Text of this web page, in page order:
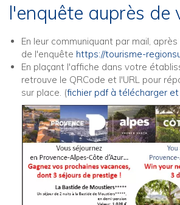
l'enquête auprès de
En leur communiquant par mail, après
de l'enquête https://tourisme-
En plaçant l'affiche dans votre
retrouve le QRCode et l'URL pour
sur place. (fichier pdf à télécharger